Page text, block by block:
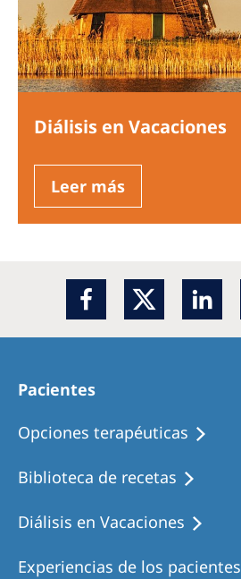
Diálisis en Vacaciones
Leer más
Pacientes
Opciones terapéuticas
Biblioteca de recetas
Diálisis en Vacaciones
Experiencias de los pacientes